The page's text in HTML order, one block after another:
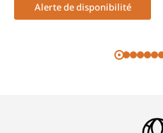
Alerte de disponibilité